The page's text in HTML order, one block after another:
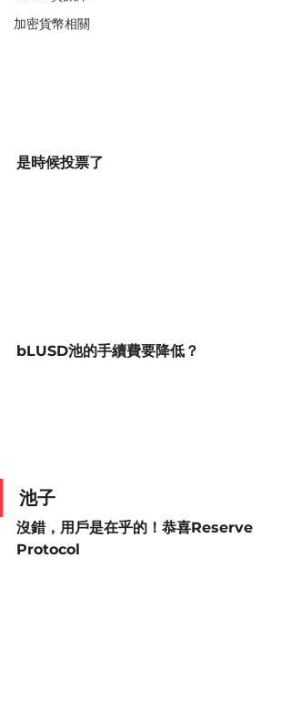
加密貨幣相關
是時候投票了
bLUSD池的手續費要降低？
池子
沒錯，用戶是在乎的！恭喜Reserve
Protocol